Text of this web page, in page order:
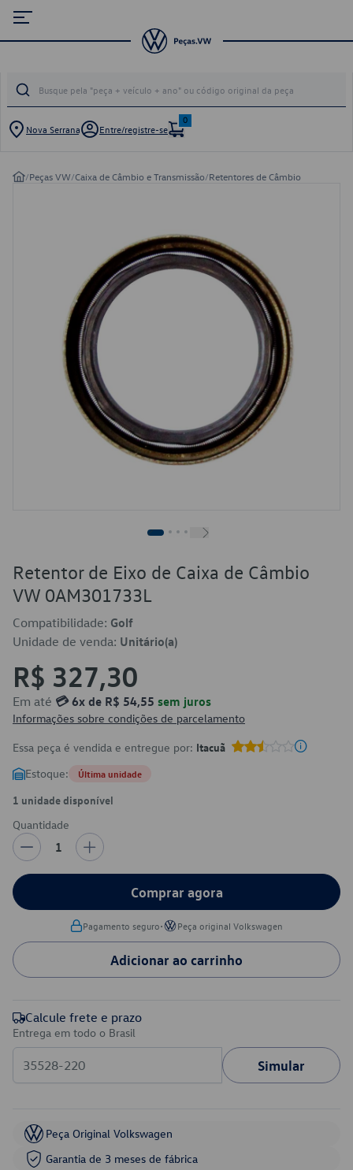
Nova Serrana Entre/registre-se
0
/Peças VW/Caixa de Câmbio e Transmissão/Retentores de Câmbio
Retentor de Eixo de Caixa de Câmbio
VW 0AM301733L
Compatibilidade: Golf
Unidade de venda: Unitário(a)
R$ 327,30
Em até 💳 6x de R$ 54,55 sem juros
Informações sobre condições de parcelamento
Essa peça é vendida e entregue por: Itacuã
Estoque: Última unidade
1 unidade disponível
Quantidade
1
Comprar agora
Pagamento seguro• Peça original Volkswagen
Adicionar ao carrinho
Calcule frete e prazo
Entrega em todo o Brasil
Simular
Peça Original Volkswagen
Garantia de 3 meses de fábrica